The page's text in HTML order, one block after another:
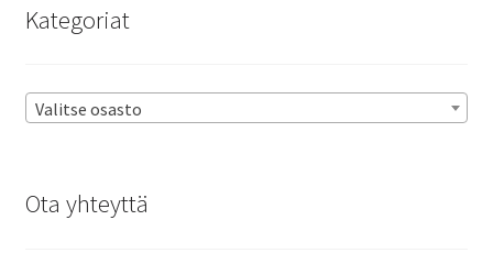
Kategoriat
Valitse osasto
Ota yhteyttä